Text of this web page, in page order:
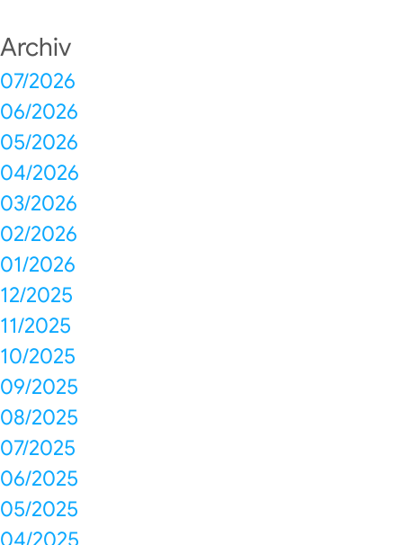
Archiv
07/2026
06/2026
05/2026
04/2026
03/2026
02/2026
01/2026
12/2025
11/2025
10/2025
09/2025
08/2025
07/2025
06/2025
05/2025